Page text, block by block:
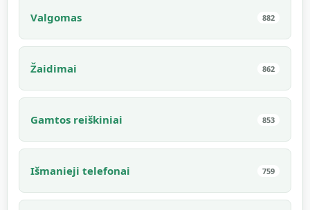
Valgomas 882
Žaidimai 862
Gamtos reiškiniai 853
Išmanieji telefonai 759